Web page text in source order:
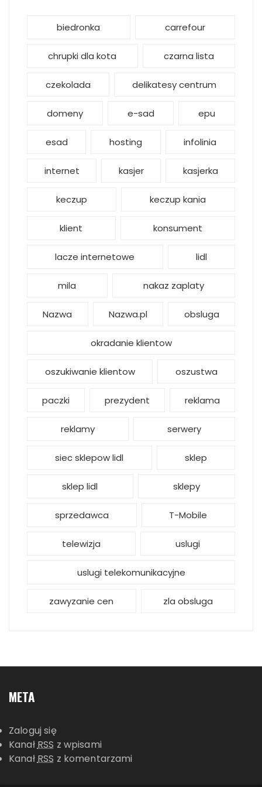
biedronka carrefour
chrupki dla kota czarna lista
czekolada delikatesy centrum
domeny e-sad epu
esad hosting infolinia
internet kasjer kasjerka
keczup keczup kania
klient konsument
lacze internetowe lidl
mila nakaz zaplaty
Nazwa Nazwa.pl obsluga
okradanie klientow
oszukiwanie klientow oszustwa
paczki prezydent reklama
reklamy serwery
siec sklepow lidl sklep
sklep lidl sklepy
sprzedawca T-Mobile
telewizja uslugi
uslugi telekomunikacyjne
zawyzanie cen zla obsluga
META
Zaloguj się
KanałRSS z wpisami
KanałRSS z komentarzami